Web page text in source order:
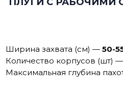
Ширина захвата (см) —50-
Количество корпусов (шт)
Максимальная глубина